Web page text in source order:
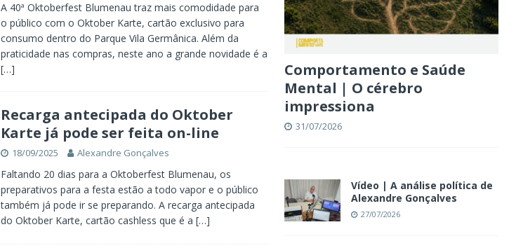
A 40ª Oktoberfest Blumenau traz mais comodidade para
o público com o Oktober Karte, cartão exclusivo para
consumo dentro do Parque Vila Germânica. Além da
praticidade nas compras, neste ano a grande novidade é a
[…]
Recarga antecipada do Oktober
Karte já pode ser feita on-line
18/09/2025 Alexandre Gonçalves
Faltando 20 dias para a Oktoberfest Blumenau, os
preparativos para a festa estão a todo vapor e o público
também já pode ir se preparando. A recarga antecipada
do Oktober Karte, cartão cashless que é a […]
Comportamento e Saúde
Mental | O cérebro
impressiona
31/07/2026
Vídeo | A análise política de
Alexandre Gonçalves
27/07/2026